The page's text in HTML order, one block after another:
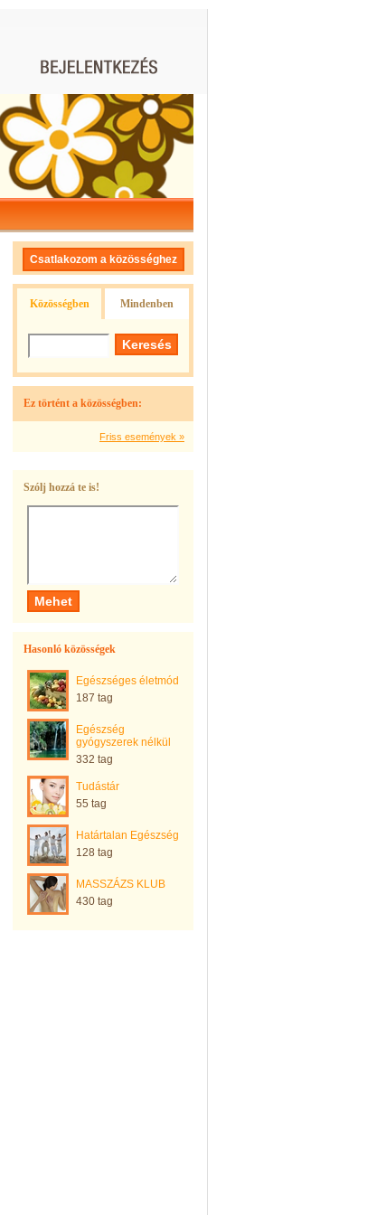
Csatlakozom a közösséghez
Közösségben Mindenben
Ez történt a közösségben:
Friss események »
Szólj hozzá te is!
Hasonló közösségek
Egészséges életmód
187 tag
Egészség
gyógyszerek nélkül
332 tag
Tudástár
55 tag
Határtalan Egészség
128 tag
MASSZÁZS KLUB
430 tag